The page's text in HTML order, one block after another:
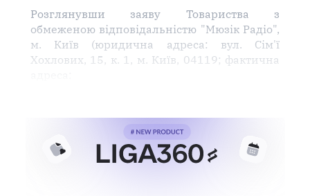
Розглянувши заяву Товариства з
обмеженою відповідальністю "Мюзік Радіо",
м. Київ (юридична адреса: вул. Сім'ї
Хохлових, 15, к. 1, м. Київ, 04119; фактична